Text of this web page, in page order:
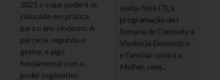
2021 e o que poderá se
colocado em prática
para o ano vindouro. A
parceria, segundo o
gestor, é algo
fundamental com o
poder Legislativo.
sexta-feira (7), a
programação da I
Semana de Combate à
Violência Doméstica
e Familiar contra a
Mulher, com...